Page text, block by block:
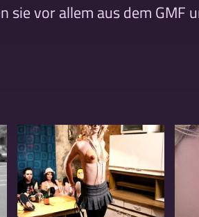
sie vor allem aus dem GMF